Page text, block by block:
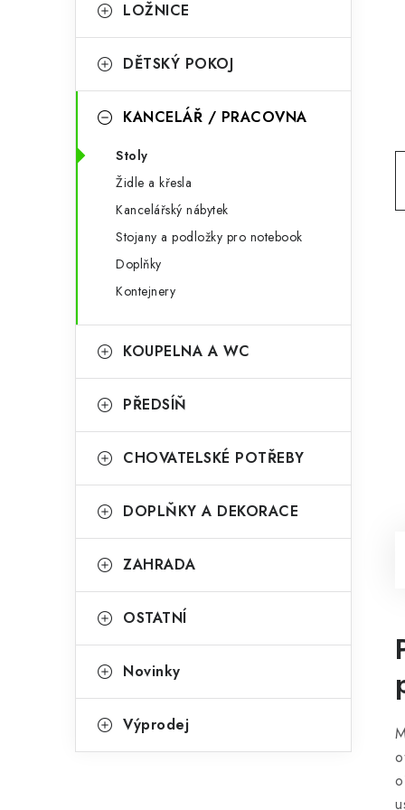
r
n
í
l
o
i
LOŽNICE
DĚTSKÝ POKOJ
KANCELÁŘ / PRACOVNA
Stoly
Židle a křesla
Kancelářský nábytek
Stojany a podložky pro notebook
Doplňky
Kontejnery
KOUPELNA A WC
PŘEDSÍŇ
CHOVATELSKÉ POTŘEBY
DOPLŇKY A DEKORACE
ZAHRADA
OSTATNÍ
Novinky
Výprodej